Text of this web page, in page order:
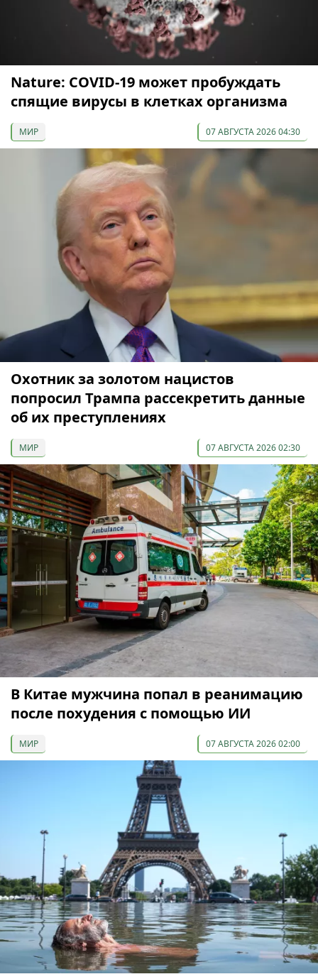
Nature: COVID-19 может пробуждать
спящие вирусы в клетках организма
МИР 07 АВГУСТА 2026 04:30
Охотник за золотом нацистов
попросил Трампа рассекретить данные
об их преступлениях
МИР 07 АВГУСТА 2026 02:30
В Китае мужчина попал в реанимацию
после похудения с помощью ИИ
МИР 07 АВГУСТА 2026 02:00